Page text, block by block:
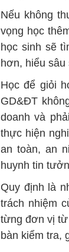
Nếu không
vọng học
học sinh sẽ
hơn, hiểu sâu
Học để giỏi
GD&ĐT
doanh và
thực hiện
an toàn, an
huynh tin
Quy định là
trách nhiệm
từng đơn vị
bàn kiểm tra,